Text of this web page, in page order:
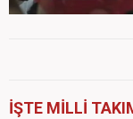
İŞTE MİLLİ